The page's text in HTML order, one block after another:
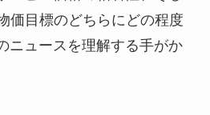
価目標のどちらにどの程度
ニュースを理解する手がか